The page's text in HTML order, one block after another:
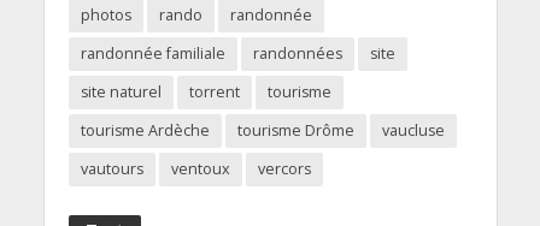
photos
rando
randonnée
randonnée familiale
randonnées
site
site naturel
torrent
tourisme
tourisme Ardèche
tourisme Drôme
vaucluse
vautours
ventoux vercors